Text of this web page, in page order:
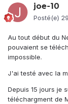
joe-10
Posté(e)
Au tout début du
pouvaient se
impossible.
J'ai testé avec la
Depuis 15 jours je
téléchargment de